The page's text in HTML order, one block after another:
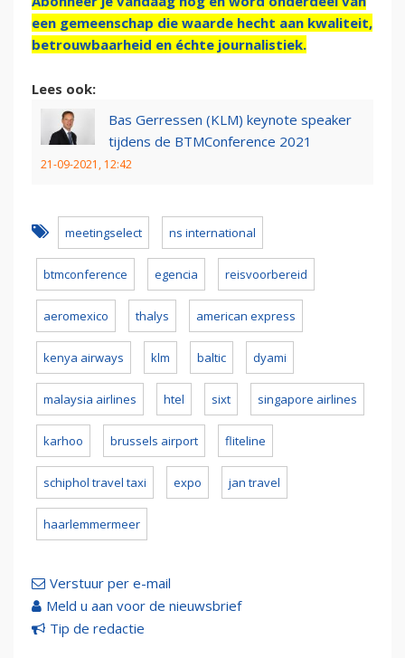
een gemeenschap die waarde hecht aan kwaliteit,
betrouwbaarheid en échte journalistiek.
Lees ook:
Bas Gerressen (KLM) keynote speaker
tijdens de BTMConference 2021
21-09-2021, 12:42
meetingselect ns international
btmconference egencia reisvoorbereid
aeromexico thalys american express
kenya airways klm baltic dyami
malaysia airlines htel sixt singapore airlines
karhoo brussels airport fliteline
schiphol travel taxi expo jan travel
haarlemmermeer
Verstuur per e-mail
Meld u aan voor de nieuwsbrief
Tip de redactie